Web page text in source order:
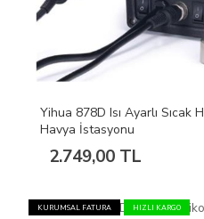
Yihua 878D Isı Ayarlı Sıcak
Havya İstasyonu
2.749,00 TL
KURUMSAL FATURA HIZLI KARGO